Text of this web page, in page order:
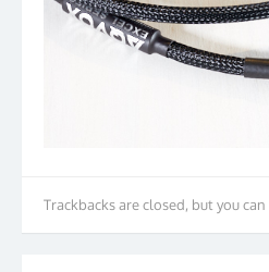
Trackbacks are closed, but you can